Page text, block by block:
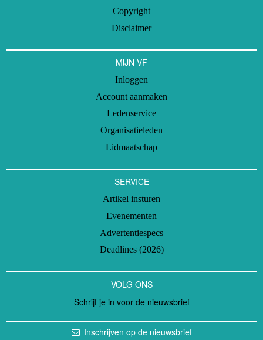
Copyright
Disclaimer
MIJN VF
Inloggen
Account aanmaken
Ledenservice
Organisatieleden
Lidmaatschap
SERVICE
Artikel insturen
Evenementen
Advertentiespecs
Deadlines (2026)
VOLG ONS
Schrijf je in voor de nieuwsbrief
Inschrijven op de nieuwsbrief